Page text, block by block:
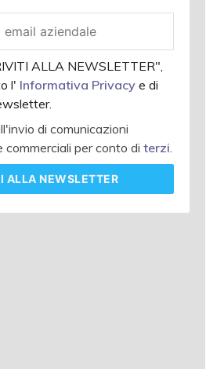
ALLA NEWSLETTER",
l' Informativa Privacy e di
di comunicazioni
commerciali per conto di terzi
ALLA NEWSLETTER